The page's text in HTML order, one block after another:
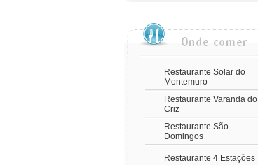
Restaurante Solar do
Montemuro
Restaurante Varanda do
Criz
Restaurante São
Domingos
Restaurante 4 Estações